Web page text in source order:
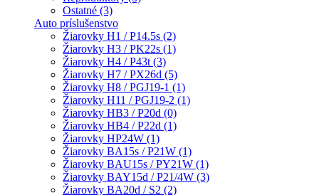
Ostatné (3)
Auto príslušenstvo
Žiarovky H1 / P14.5s (2)
Žiarovky H3 / PK22s (1)
Žiarovky H4 / P43t (3)
Žiarovky H7 / PX26d (5)
Žiarovky H8 / PGJ19-1 (1)
Žiarovky H11 / PGJ19-2 (1)
Žiarovky HB3 / P20d (0)
Žiarovky HB4 / P22d (1)
Žiarovky HP24W (1)
Žiarovky BA15s / P21W (1)
Žiarovky BAU15s / PY21W (1)
Žiarovky BAY15d / P21/4W (3)
Žiarovky BA20d / S2 (2)